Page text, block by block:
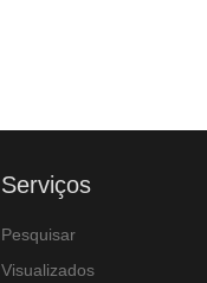
Serviços
Pesquisar
Visualizados